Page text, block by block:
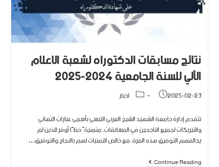
نتائج مسابقات الدكتوراه لشعبة الإعلام
الآلي للسنة الجامعية 2024-2025
2025-02-23
اخبار
تتقدم إدارة جامعة الشهيد الشيخ العربي التبسي بأسمى عبارات التهاني
والتبريكات لجميع الناجحين في المسابقات، متمنيةً حظًا أوفر للذين لم
يحالفهم التوفيق هذه المرة، مع خالص التمنيات لهم بالنجاح والتوفيق…
Continue Reading